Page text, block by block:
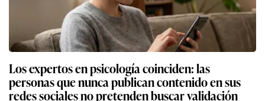
Los expertos en psicología coinciden: las
personas que nunca publican contenido en sus
redes sociales no pretenden buscar validación